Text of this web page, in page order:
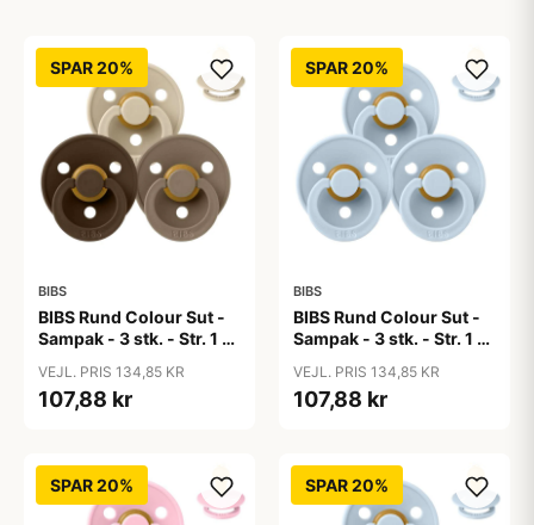
SPAR 20%
BIBS
BIBS Rund Colour Sut -
Sampak - 3 stk. - Str. 1 -
VEJL. PRIS 134,85 KR
107,88 kr
SPAR 20%
BIBS
BIBS Rund Colour Sut -
Sampak - 3 stk. - Str. 1 -
VEJL. PRIS 134,85 KR
107,88 kr
SPAR 20% SPAR 20%